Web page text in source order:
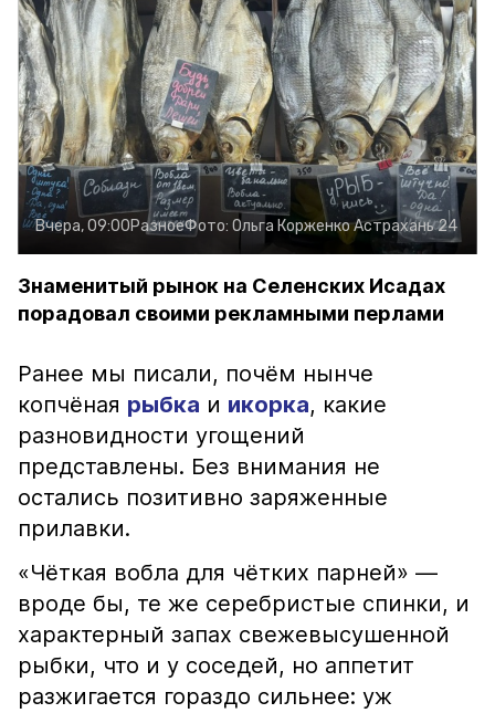
Вчера, 09:00РазноеФото: Ольга КорженкоАстрахань 24
Знаменитый рынок на Селенских Исадах
порадовал своими рекламными перлами
Ранее мы писали, почём нынче
копчёная рыбка и икорка, какие
разновидности угощений
представлены. Без внимания не
остались позитивно заряженные
прилавки.
«Чёткая вобла для чётких парней» —
вроде бы, те же серебристые спинки, и
характерный запах свежевысушенной
рыбки, что и у соседей, но аппетит
разжигается гораздо сильнее: уж